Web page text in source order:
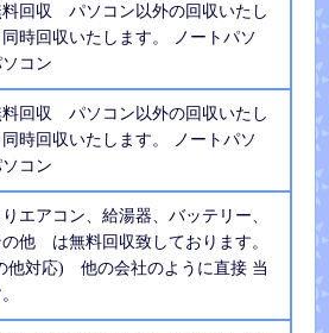
回収 パソコン以外の回収いたし
時回収いたします。 ノートパソ
コン
回収 パソコン以外の回収いたし
時回収いたします。 ノートパソ
コン
エアコン、給湯器、バッテリー、
の他 は無料回収致しております。
他対応) 他の会社のように直接 当